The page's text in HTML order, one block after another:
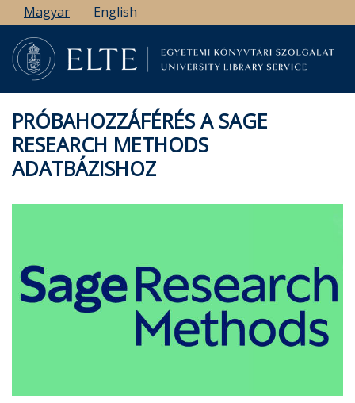
Ugrás
a
tartalomra
Magyar English
PRÓBAHOZZÁFÉRÉS A SAGE
RESEARCH METHODS
ADATBÁZISHOZ